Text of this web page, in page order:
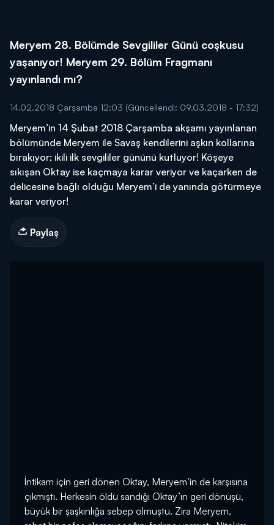
Meryem 28. Bölümde Sevgililer Günü coşkusu
yaşanıyor! Meryem 29. Bölüm Fragmanı
yayınlandı mı?
14.02.2018 Çarşamba 12:03 (Güncellendi: 09.03.2018 - 17:32)
Meryem’in 14 Şubat 2018 Çarşamba akşamı yayınlanan
bölümünde Meryem ile Savaş kendilerini aşkın kollarına
bırakıyor; ikili ilk sevgililer gününü kutluyor! Köşeye
sıkışan Oktay ise kaçmaya karar veriyor ve kaçarken de
delicesine bağlı olduğu Meryem’i de yanında götürmeye
karar veriyor!
Paylaş
İntikam için geri dönen Oktay, Meryem’in de karşısına
çıkmıştı. Herkesin öldü sandığı Oktay’ın geri dönüşü,
büyük bir şaşkınlığa sebep olmuştu. Zira Meryem,